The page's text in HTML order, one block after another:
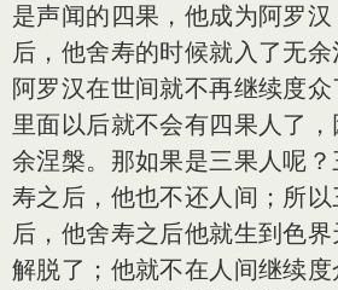
是声闻的四果，他成为阿罗
后，他舍寿的时候就入了无余
阿罗汉在世间就不再继续度
里面以后就不会有四果人了
余涅槃。那如果是三果人呢
寿之后，他也不还人间；所
后，他舍寿之后他就生到色
解脱了；他就不在人间继续